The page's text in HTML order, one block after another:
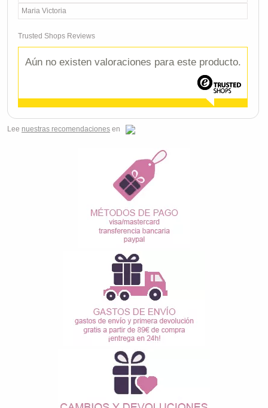
Maria Victoria
Trusted Shops Reviews
Aún no existen valoraciones para este producto.
Lee nuestras recomendaciones en